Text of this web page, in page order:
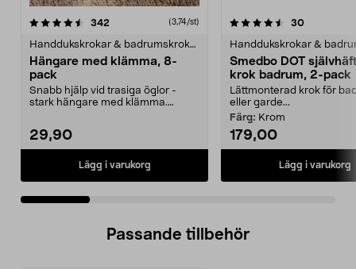
342 (3,74/st)
Handdukskrokar & badrumskrokar
Hängare med klämma, 8-
pack
Snabb hjälp vid trasiga öglor -
stark hängare med klämma.
29,90
Lägg i varukorg
4.5 av 5 stjärnor 30
Smedbo DOT
krok badrum, 2-pack
Lättmonterad krok för
eller garde...
Färg: Krom
179,00
Lägg i varukorg
4.5 av 5 stjärnor
Passande tillbehör